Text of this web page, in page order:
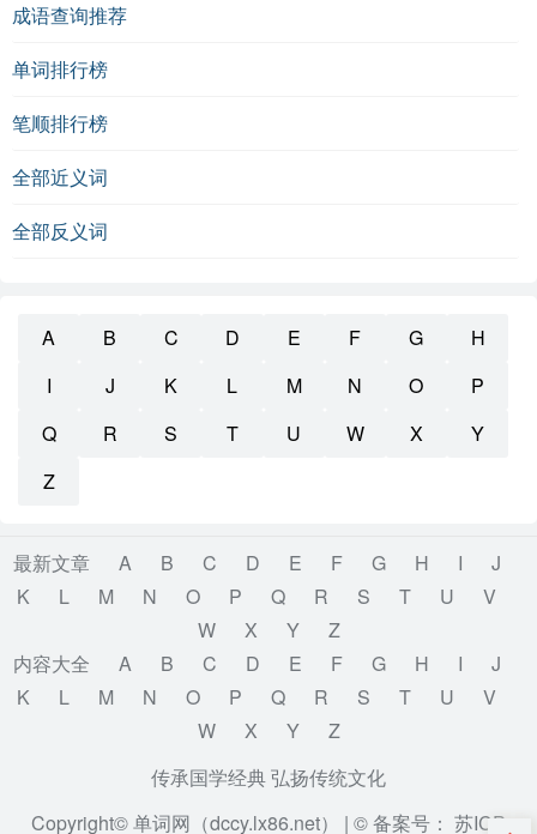
成语查询推荐
单词排行榜
笔顺排行榜
全部近义词
全部反义词
A B C D E F G
H
I
J K L M N O
P
Q
R S T U W X
Y
Z
最新文章 A B C D E F G H I
J
K
L M N O P Q R S T U
V
W
X Y
Z
内容大全
A B C D E F G H I
J
K
L M N O P Q R S T U
V
W
X Y
Z
传承国学经典 弘扬传统文化
Copyright© 单词网（dccy.lx86.net） | © 备案号： 苏ICP